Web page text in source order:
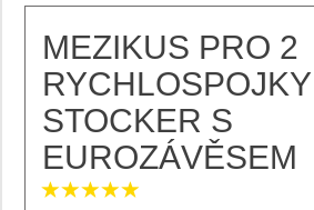
MEZIKUS PRO 2
RYCHLOSPOJKY
STOCKER S
EUROZÁVĚSEM